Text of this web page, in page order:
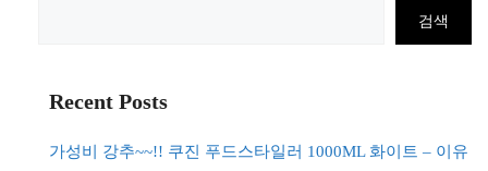
검색
Recent Posts
가성비 강추~~!! 쿠진 푸드스타일러 1000ML 화이트 – 이유